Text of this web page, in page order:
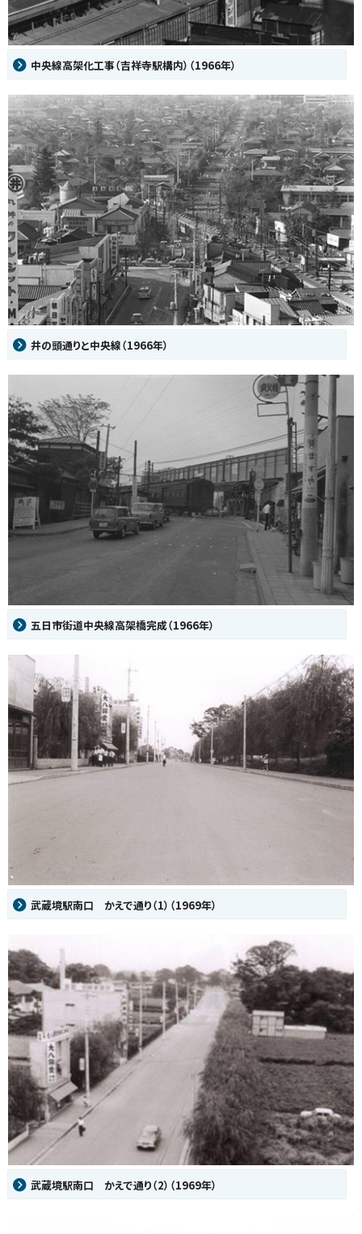
中央線高架化工事（吉祥寺駅構内）（1966年）
井の頭通りと中央線（1966年）
五日市街道中央線高架橋完成（1966年）
武蔵境駅南口 かえで通り（1）（1969年）
武蔵境駅南口 かえで通り（2）（1969年）